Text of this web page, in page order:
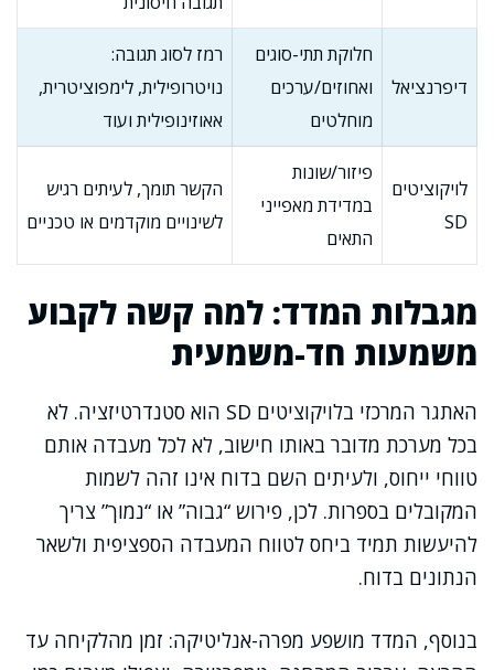
דיפרנציאל
חלוקת תתי-סוגים
ואחוזים/ערכים
מוחלטים
רמז לסוג תגובה:
נויטרופילית, לימפוציטרית,
אאוזינופילית ועוד
לויקוציטים
SD
פיזור/שונות
במדידת מאפייני
התאים
הקשר תומך, לעיתים רגיש
לשינויים מוקדמים או טכניים
מגבלות המדד: למה קשה לקבוע
משמעות חד-משמעית
האתגר המרכזי בלויקוציטים SD הוא סטנדרטיזציה. לא
בכל מערכת מדובר באותו חישוב, לא לכל מעבדה אותם
טווחי ייחוס, ולעיתים השם בדוח אינו זהה לשמות
המקובלים בספרות. לכן, פירוש “גבוה” או “נמוך” צריך
להיעשות תמיד ביחס לטווח המעבדה הספציפית ולשאר
הנתונים בדוח.
בנוסף, המדד מושפע מפרה-אנליטיקה: זמן מהלקיחה עד